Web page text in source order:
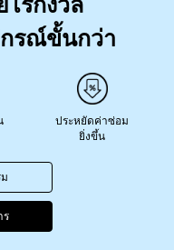
รณ์ขั้นกว่า
ประหยัดค่าซ่อม
ยิ่งขึ้น
ร